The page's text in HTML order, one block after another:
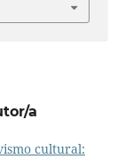
a
cultural: